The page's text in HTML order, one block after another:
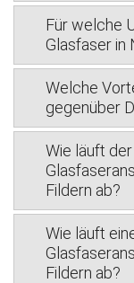
Für welche
Glasfaser in
Welche
gegenüber
Wie läuft
Fildern ab?
Wie läuft
Fildern ab?